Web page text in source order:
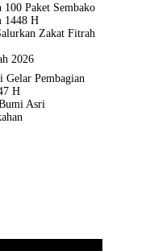
Paket Sembako
1448 H
Zakat Fitrah
2026
Pembagian
H
Asri